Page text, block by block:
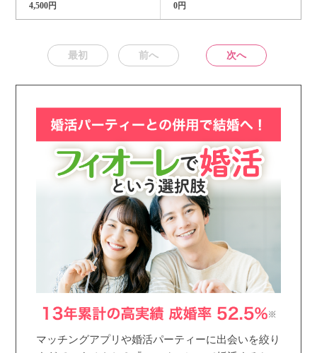
4,500円
0円
最初 前へ 次へ
マッチングアプリや婚活パーティーに出会いを絞り